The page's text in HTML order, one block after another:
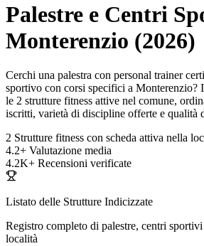
Palestre e Centri
Monterenzio (2026)
Cerchi una palestra con personal trainer
sportivo con corsi specifici a Monterenzio?
le 2 strutture fitness attive nel comune,
iscritti, varietà di discipline offerte e qualità
2 Strutture fitness con scheda attiva nella
4.2+ Valutazione media
4.2K+ Recensioni verificate
Listato delle Strutture Indicizzate
Registro completo di palestre, centri
località